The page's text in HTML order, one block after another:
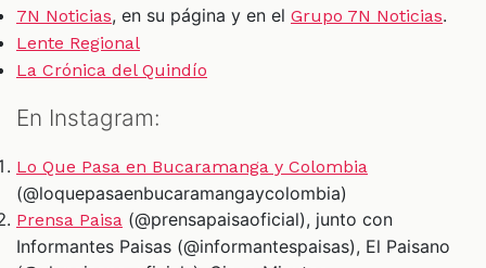
7N Noticias, en su página y en el Grupo 7N Noticias.
Lente Regional
La Crónica del Quindío
En Instagram:
Lo Que Pasa en Bucaramanga y Colombia
(@loquepasaenbucaramangaycolombia)
Prensa Paisa (@prensapaisaoficial), junto con
Informantes Paisas (@informantespaisas), El Paisano